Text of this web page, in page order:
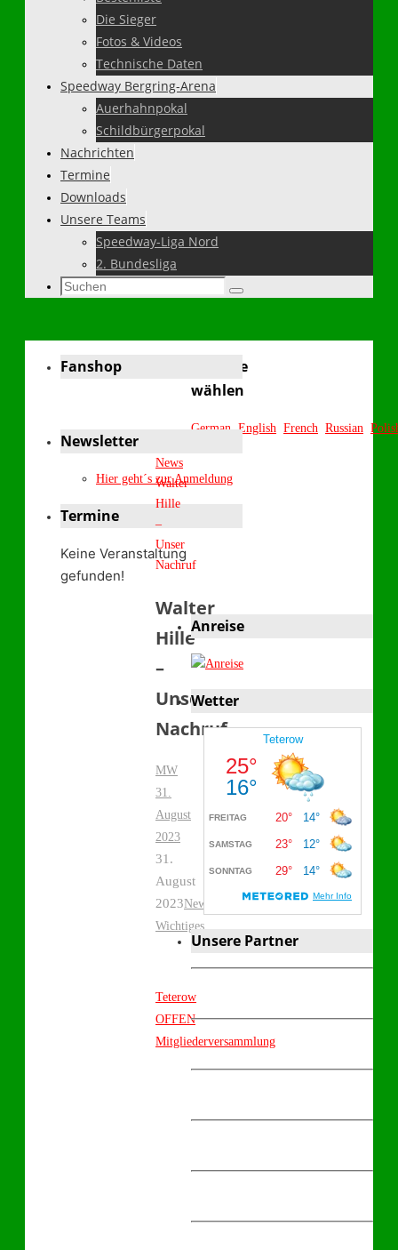
Die Sieger
Fotos & Videos
Technische Daten
Speedway Bergring-Arena
Auerhahnpokal
Schildbürgerpokal
Nachrichten
Termine
Downloads
Unsere Teams
Speedway-Liga Nord
2. Bundesliga
Suchen
Suchen
Sprache
wählen
German English French Russian
Start
News
Walter
Hille
–
Unser
Nachruf
Walter
Hille
–
Unser
Nachruf
MW
31.
August
2023
31.
August
2023News
Wichtiges
Teterow
OFFEN
Mitgliederversammlung
Fanshop
Newsletter
Hier geht´s zur Anmeldung
Termine
Keine Veranstaltung
gefunden!
Anreise
Wetter
Unsere Partner